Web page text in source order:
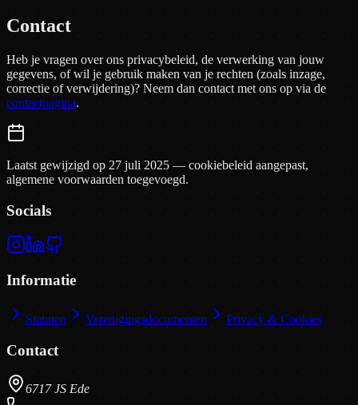
Contact
Heb je vragen over ons privacybeleid, de verwerking van jouw
gegevens, of wil je gebruik maken van je rechten (zoals inzage,
correctie of verwijdering)? Neem dan contact met ons op via de
contactpagina.
Laatst gewijzigd op 27 juli 2025 — cookiebeleid aangepast,
algemene voorwaarden toegevoegd.
Socials
Informatie
Statuten Verenigingsdocumenten Privacy & Cookies
Contact
6717 JS Ede